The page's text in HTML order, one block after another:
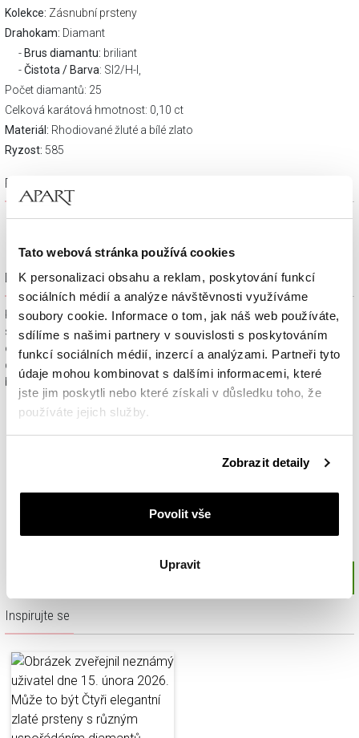
Tato webová stránka používá cookies
K personalizaci obsahu a reklam, poskytování funkcí
sociálních médií a analýze návštěvnosti využíváme
soubory cookie. Informace o tom, jak náš web používáte,
sdílíme s našimi partnery v souvislosti s poskytováním
funkcí sociálních médií, inzercí a analýzami. Partneři tyto
údaje mohou kombinovat s dalšími informacemi, které
jste jim poskytli nebo které získali v důsledku toho, že
používáte jejich služby.
Zásadách ochrany osobních údajů
Zobrazit detaily
Povolit vše
Upravit
Kolekce: Zásnubní prsteny
Drahokam: Diamant
Brus diamantu: briliant
Čistota / Barva: SI2/H-I,
Počet diamantů: 25
Celková karátová hmotnost: 0,10 ct
Materiál: Rhodiované žluté a bílé zlato
Ryzost: 585
Popis výrobku
Dárkové balení zdarma
Klenotnické výrobky zakoupené na e-shopu Apart.cz obdržíte
spolu s dárkovou krabičkou a taštičkou – v závislosti na
objednaném sortimentu. Váš nákup se tak stane krásným
dárkem, který můžete bez dalších příprav věnovat svým
blízkým.
Inspirujte se